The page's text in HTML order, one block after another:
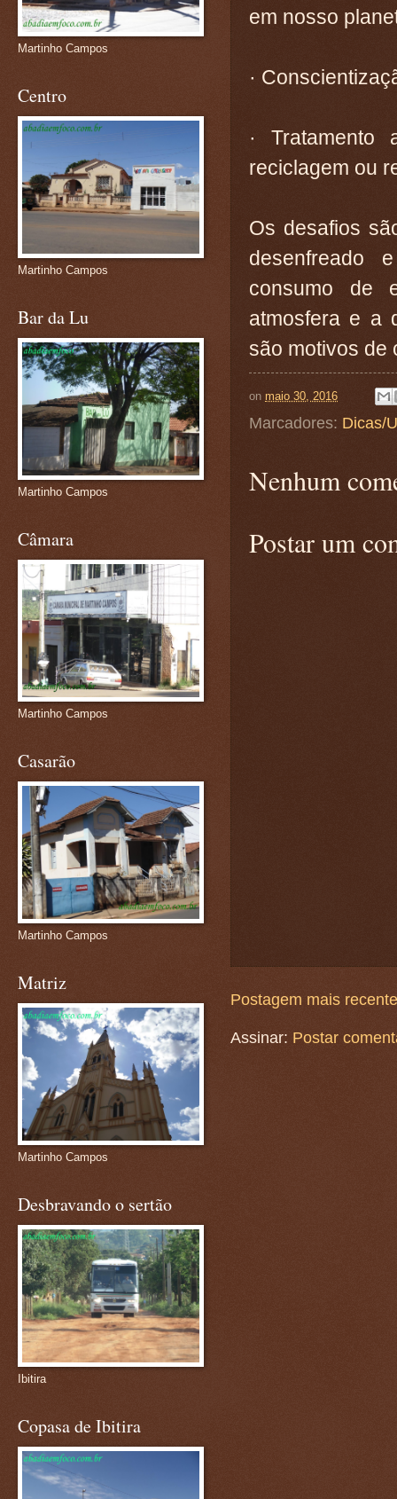
em nosso
·
· Tratamento
reciclagem ou
Os desafios
desenfreado
consumo de
atmosfera e a
são motivos de
on maio 30, 2016
Marcadores: Dicas/
Nenhum
Postar um
Postagem mais recente
Assinar: Postar
Martinho Campos
Centro
Martinho Campos
Bar da Lu
Martinho Campos
Câmara
Martinho Campos
Casarão
Martinho Campos
Matriz
Martinho Campos
Desbravando o sertão
Ibitira
Copasa de Ibitira